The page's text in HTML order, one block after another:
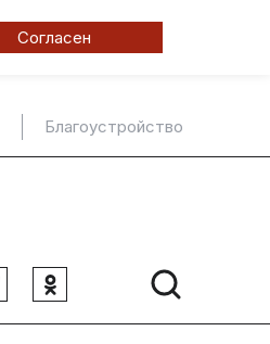
Согласен
Благоустройство